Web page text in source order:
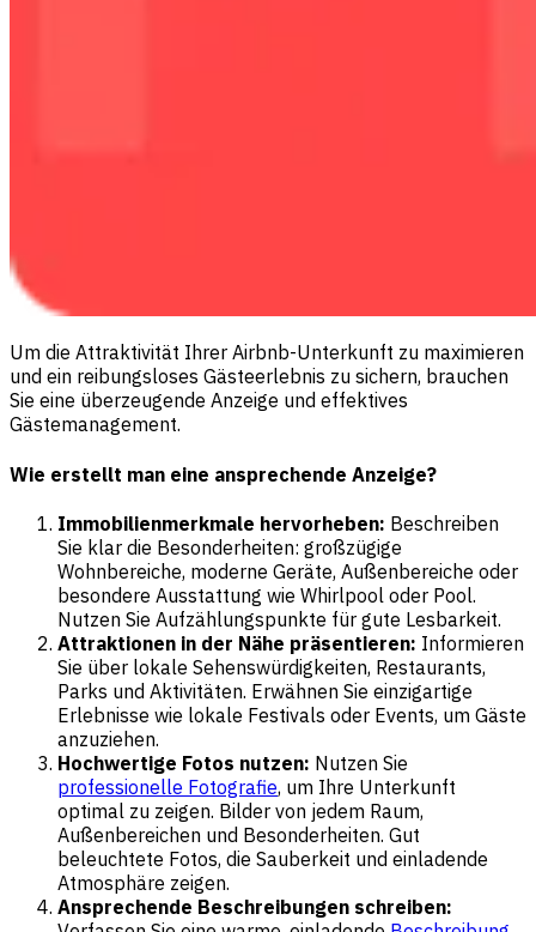
Um die Attraktivität Ihrer Airbnb-Unterkunft zu maximieren
und ein reibungsloses Gästeerlebnis zu sichern, brauchen
Sie eine überzeugende Anzeige und effektives
Gästemanagement.
Wie erstellt man eine ansprechende Anzeige?
Immobilienmerkmale hervorheben: Beschreiben
Sie klar die Besonderheiten: großzügige
Wohnbereiche, moderne Geräte, Außenbereiche oder
besondere Ausstattung wie Whirlpool oder Pool.
Nutzen Sie Aufzählungspunkte für gute Lesbarkeit.
Attraktionen in der Nähe präsentieren: Informieren
Sie über lokale Sehenswürdigkeiten, Restaurants,
Parks und Aktivitäten. Erwähnen Sie einzigartige
Erlebnisse wie lokale Festivals oder Events, um Gäste
anzuziehen.
Hochwertige Fotos nutzen: Nutzen Sie
professionelle Fotografie, um Ihre Unterkunft
optimal zu zeigen. Bilder von jedem Raum,
Außenbereichen und Besonderheiten. Gut
beleuchtete Fotos, die Sauberkeit und einladende
Atmosphäre zeigen.
Ansprechende Beschreibungen schreiben: